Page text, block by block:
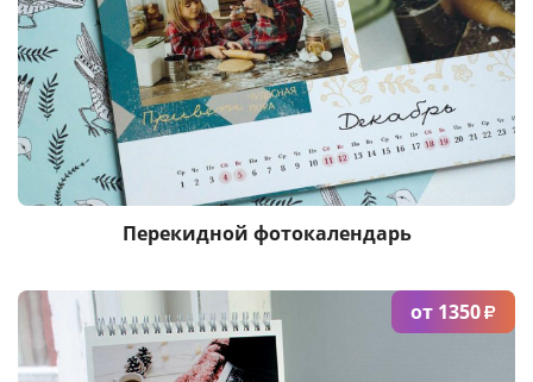
Услуги и сервис
Магазин
Перекидной фотокалендарь
от 1350₽